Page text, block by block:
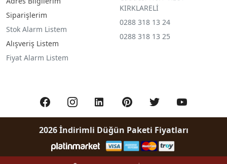
Siparişlerim
Stok Alarm Listem
Alışveriş Listem
Fiyat Alarm Listem
KIRKLARELİ
0288 318 13 24
0288 318 13 25
2026 İndirimli Düğün Paketi Fiyatları